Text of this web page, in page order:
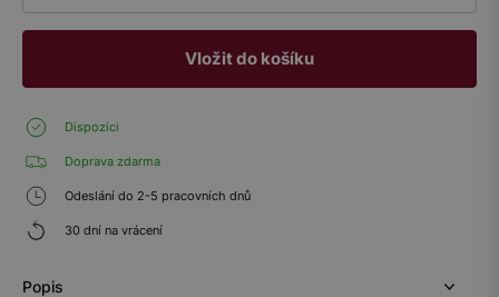
Vložit do košíku
Dispozici
Doprava zdarma
Odeslání do 2-5 pracovních dnů
30 dní na vrácení
Popis